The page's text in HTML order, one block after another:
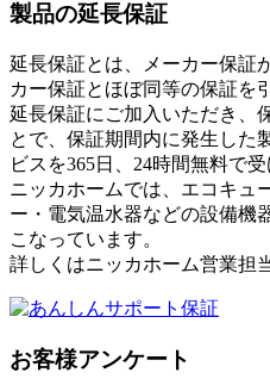
製品の延長保証
延長保証とは、メーカー保証
カー保証とほぼ同等の保証を
延長保証にご加入いただき、
とで、保証期間内に発生した
ビスを365日、24時間無料で
ニッカホームでは、エコキュ
ー・電気温水器などの設備機
こなっています。
詳しくはニッカホーム営業担
お客様アンケート